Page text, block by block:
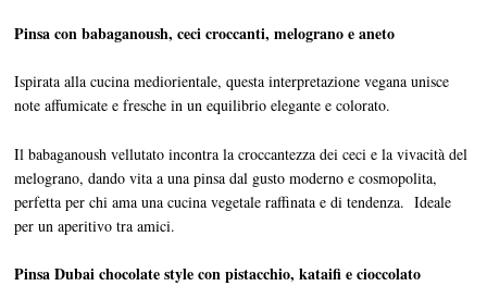
Pinsa con babaganoush, ceci croccanti, melograno e aneto
Ispirata alla cucina mediorientale, questa interpretazione vegana unisce
note affumicate e fresche in un equilibrio elegante e colorato.
Il babaganoush vellutato incontra la croccantezza dei ceci e la vivacità del
melograno, dando vita a una pinsa dal gusto moderno e cosmopolita,
perfetta per chi ama una cucina vegetale raffinata e di tendenza. Ideale
per un aperitivo tra amici.
Pinsa Dubai chocolate style con pistacchio, kataifi e cioccolato